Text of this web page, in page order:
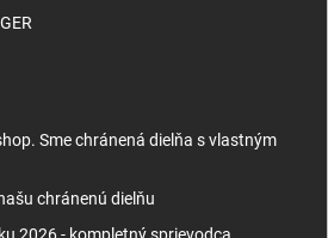
Sme chránená dielňa s vlastným
chránenú dielňu
2026 - kompletný sprievodca